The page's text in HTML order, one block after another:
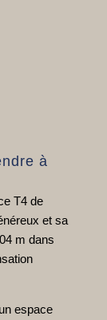
à
T4 de
et sa
m dans
espace